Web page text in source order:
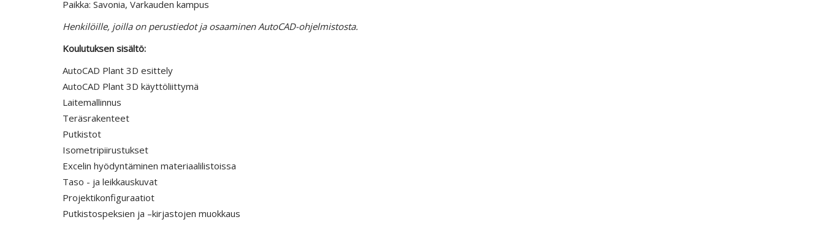
Paikka: Savonia, Varkauden kampus
Henkilöille, joilla on perustiedot ja osaaminen AutoCAD-ohjelmistosta.
Koulutuksen sisältö:
AutoCAD Plant 3D esittely
AutoCAD Plant 3D käyttöliittymä
Laitemallinnus
Teräsrakenteet
Putkistot
Isometripiirustukset
Excelin hyödyntäminen materiaalilistoissa
Taso - ja leikkauskuvat
Projektikonfiguraatiot
Putkistospeksien ja –kirjastojen muokkaus